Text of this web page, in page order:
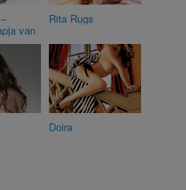
van
Rita Rugs
Doira